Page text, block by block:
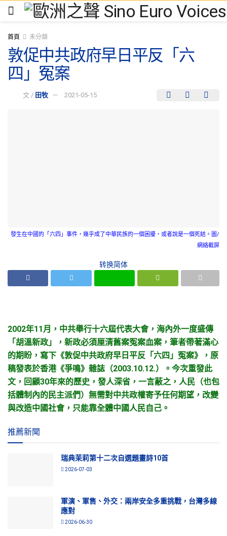
首頁 未分類
敦促中共政府早日平反「六
四」冤案
文 / 田牧 2021-05-15
發生在中國的「六四」事件，幾乎成了中華民族的一個困擾，或者說是一個死結。圖/
網絡截屏
转换简体
2002年11月，中共舉行十六屆代表大會，海內外一度盛傳
「胡溫新政」，新政必須厘清舊案冤案血案，筆者帶著滿心
的期盼，寫下《敦促中共政府早日平反「六四」冤案》，原
稿發表於香港《爭鳴》雜誌（2003.10.12.）。今次重發此
文，回顧30年來的歷史，發人深省，一言蔽之，人民（也包
括體制內的民主派們）無需對中共政權寄予任何期望，改變
與改造中國社會，只能靠全體中國人民自己。
推薦新聞
瑞典茉莉第十二次自選題畫詩10首
2026-07-03
軍演、軍售、外交：兩岸安全多重挑戰，台灣多線
應對
2026-06-30